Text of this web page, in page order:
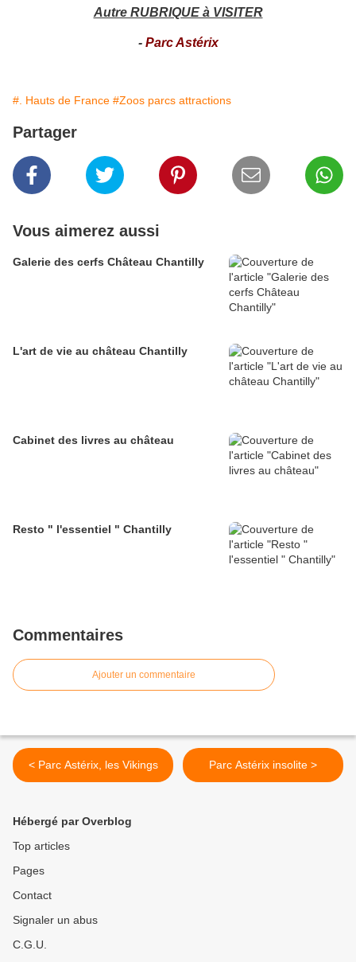
Autre RUBRIQUE à VISITER
-Parc Astérix
#. Hauts de France #Zoos parcs attractions
Partager
Vous aimerez aussi
Galerie des cerfs Château Chantilly
L'art de vie au château Chantilly
Cabinet des livres au château
Resto " l'essentiel " Chantilly
Commentaires
Ajouter un commentaire
< Parc Astérix, les Vikings Parc Astérix insolite >
Hébergé par Overblog
Top articles
Pages
Contact
Signaler un abus
C.G.U.